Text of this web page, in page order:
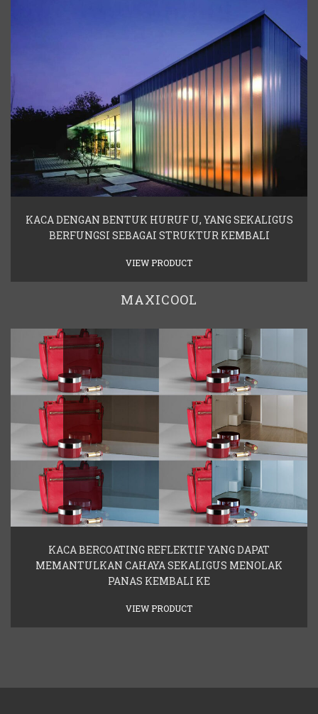
KACA DENGAN BENTUK HURUF U, YANG SEKALIGUS
BERFUNGSI SEBAGAI STRUKTUR KEMBALI
VIEW PRODUCT
MAXICOOL
KACA BERCOATING REFLEKTIF YANG DAPAT
MEMANTULKAN CAHAYA SEKALIGUS MENOLAK
PANAS KEMBALI KE
VIEW PRODUCT